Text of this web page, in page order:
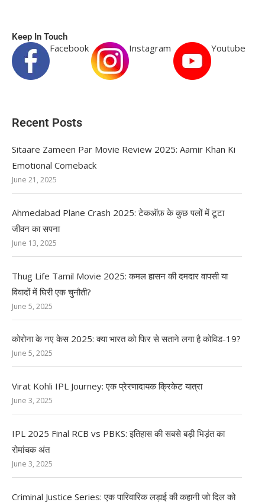
Keep In Touch
Facebook Instagram Youtube
Recent Posts
Sitaare Zameen Par Movie Review 2025: Aamir Khan Ki
Emotional Comeback
June 21, 2025
Ahmedabad Plane Crash 2025: टेकऑफ़ के कुछ पलों में टूटा
जीवन का सपना
June 13, 2025
Thug Life Tamil Movie 2025: कमल हासन की दमदार वापसी या
विवादों में घिरी एक चुनौती?
June 5, 2025
कोरोना के नए केस 2025: क्या भारत को फिर से सताने लगा है कोविड-19?
June 5, 2025
Virat Kohli IPL Journey: एक प्रेरणादायक क्रिकेट यात्रा
June 3, 2025
IPL 2025 Final RCB vs PBKS: इतिहास की सबसे बड़ी भिड़ंत का
रोमांचक अंत
June 3, 2025
Criminal Justice Series: एक पारिवारिक लड़ाई की कहानी जो दिल को